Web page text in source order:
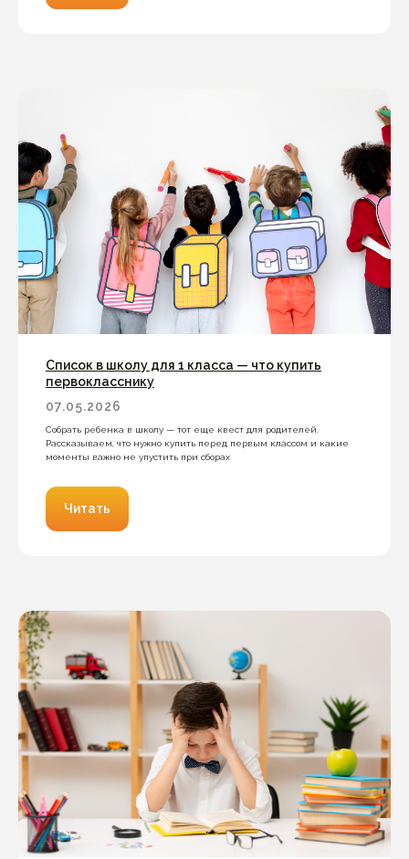
Список в школу для 1 класса — что купить
первокласснику
07.05.2026
Собрать ребенка в школу — тот еще квест для родителей.
Рассказываем, что нужно купить перед первым классом и какие
моменты важно не упустить при сборах
Читать